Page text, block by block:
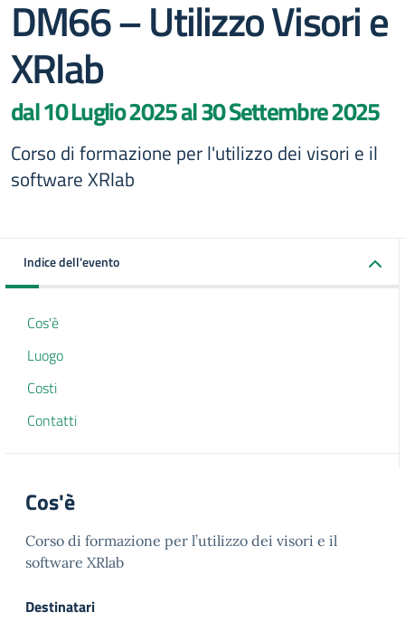
DM66 – Utilizzo Visori e
XRlab
dal 10 Luglio 2025 al 30 Settembre 2025
Corso di formazione per l'utilizzo dei visori e il
software XRlab
Indice dell'evento
Cos'è
Luogo
Costi
Contatti
Cos'è
Corso di formazione per l’utilizzo dei visori e il
software XRlab
Destinatari